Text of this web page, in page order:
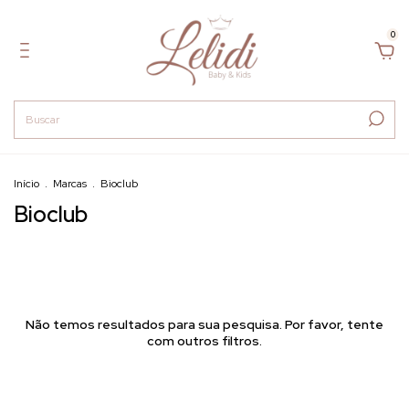
0
Início . Marcas . Bioclub
Bioclub
Não temos resultados para sua pesquisa. Por favor, tente
com outros filtros.